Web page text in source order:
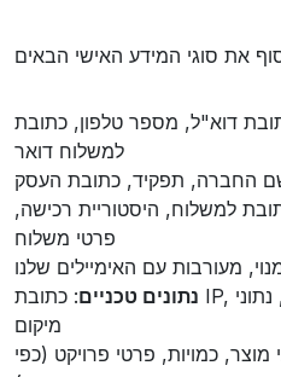
דוא"ל, מספר טלפון, כתובת
למשלוח דואר
החברה, תפקיד, כתובת העסק
למשלוח, היסטוריית רכישה,
פרטי משלוח
מעורבות עם האימיילים שלנו
נתונים טכניים: כתובת IP, סוג דפדפן, מזהי מכשיר, נתוני
מיקום
מוצר, כמויות, פרטי פרויקט (כפי